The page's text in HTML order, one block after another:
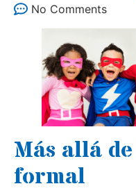
No Comments
Más allá
formal